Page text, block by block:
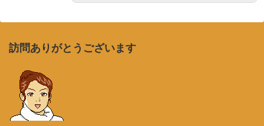
訪問ありがとうございます